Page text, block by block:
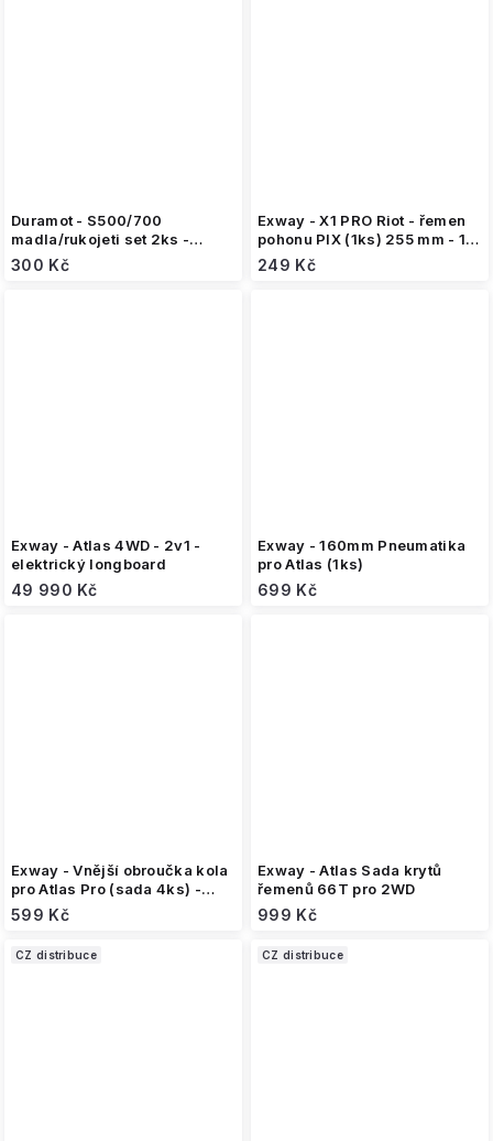
Duramot - S500/700
madla/rukojeti set 2ks -
náhradní díl k elektrickému
kolečku
300 Kč
Exway - X1 PRO Riot - řemen
pohonu PIX (1ks) 255 mm - 11
mm
249 Kč
Exway - Atlas 4WD - 2v1 -
elektrický longboard
49 990 Kč
Exway - 160mm Pneumatika
pro Atlas (1ks)
699 Kč
Exway - Vnější obroučka kola
pro Atlas Pro (sada 4ks) -
Červená
599 Kč
Exway - Atlas Sada krytů
řemenů 66T pro 2WD
999 Kč
CZ distribuce CZ distribuce